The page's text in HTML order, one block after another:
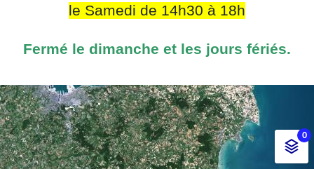
le Samedi de 14h30 à 18h
Fermé le dimanche et les jours fériés.